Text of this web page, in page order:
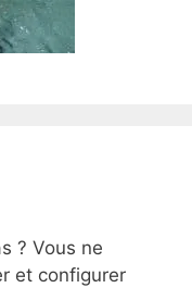
? Vous ne
et configurer